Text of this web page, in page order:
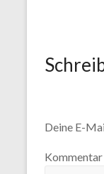
Deine E-
Kommentar